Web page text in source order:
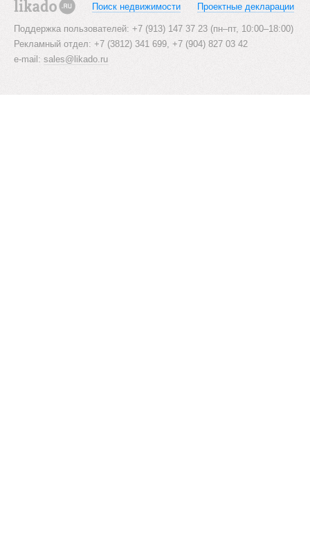
s
n
a
Поиск недвижимости Проектные декларации
Поддержка пользователей: +7 (913) 147 37 23 (пн–пт, 10:00–18:00)
Рекламный отдел: +7 (3812) 341 699, +7 (904) 827 03 42
e-mail: sales@likado.ru